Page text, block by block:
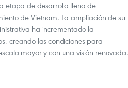
etapa de desarrollo llena de
de Vietnam. La ampliación de su
ha incrementado la
creando las condiciones para
mayor y con una visión renovada.